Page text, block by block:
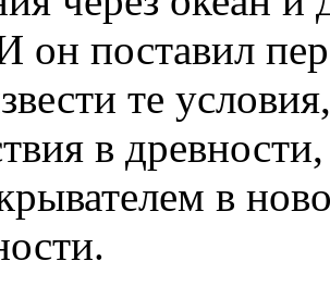
он поставил
те
в
в